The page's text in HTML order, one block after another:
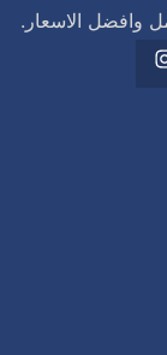
وافضل الاسعار.